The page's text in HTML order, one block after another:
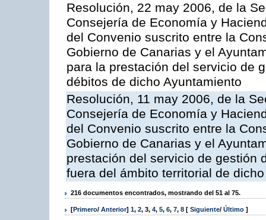
Resolución, 22 may 2006, de la
Consejería de Economía y
del Convenio suscrito entre la
Gobierno de Canarias y el
para la prestación del servicio de
débitos de dicho Ayuntamiento
Resolución, 11 may 2006, de la
Consejería de Economía y
del Convenio suscrito entre la
Gobierno de Canarias y el
prestación del servicio de gestión
fuera del ámbito territorial de
216 documentos encontrados, mostrando del 51 al 75.
[Primero/ Anterior] 1, 2, 3, 4, 5, 6, 7, 8 [ Siguiente/ Último ]